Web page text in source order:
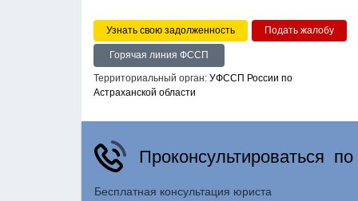
Узнать свою задолженность
Горячая линия ФССП
Территориальный орган: УФССП России по
Астраханской области